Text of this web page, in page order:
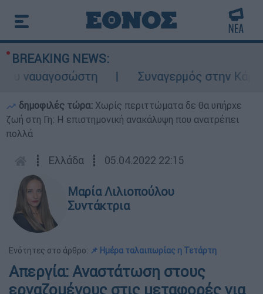
BREAKING NEWS:
Συναγερμός στην Κάρπαθο:
δημοφιλές τώρα: Χωρίς περιττώματα δε θα υπήρχε
ζωή στη Γη: Η επιστημονική ανακάλυψη που ανατρέπει
πολλά
┋ Ελλάδα ┋ 05.04.2022 22:15
Μαρία Λιλιοπούλου
Συντάκτρια
Ενότητες στο άρθρο: 📌 Ημέρα ταλαιπωρίας η Τετάρτη
Απεργία: Αναστάτωση στους
εργαζομένους στις μεταφορές για